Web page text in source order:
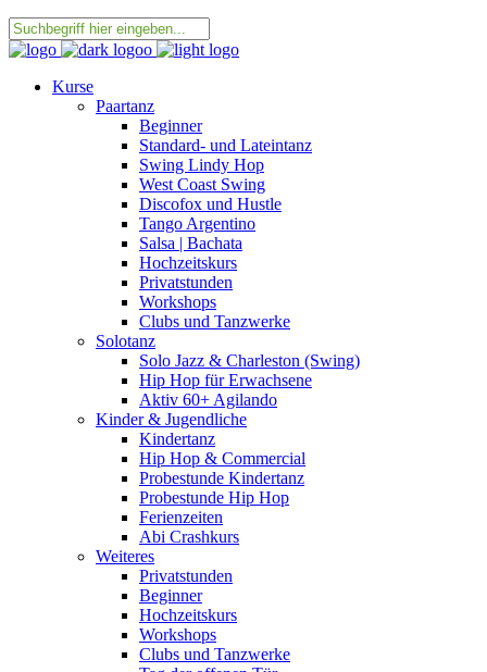
Kurse
Paartanz
Beginner
Standard- und Lateintanz
Swing Lindy Hop
West Coast Swing
Discofox und Hustle
Tango Argentino
Salsa | Bachata
Hochzeitskurs
Privatstunden
Workshops
Clubs und Tanzwerke
Solotanz
Solo Jazz & Charleston (Swing)
Hip Hop für Erwachsene
Aktiv 60+ Agilando
Kinder & Jugendliche
Kindertanz
Hip Hop & Commercial
Probestunde Kindertanz
Probestunde Hip Hop
Ferienzeiten
Abi Crashkurs
Weiteres
Privatstunden
Beginner
Hochzeitskurs
Workshops
Clubs und Tanzwerke